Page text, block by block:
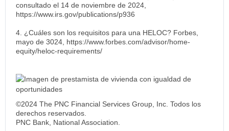
consultado el 14 de noviembre de 2024,
https://www.irs.gov/publications/p936
4. ¿Cuáles son los requisitos para una HELOC? Forbes,
mayo de 3024, https://www.forbes.com/advisor/home-
equity/heloc-requirements/
©2024 The PNC Financial Services Group, Inc. Todos los
derechos reservados.
PNC Bank, National Association.